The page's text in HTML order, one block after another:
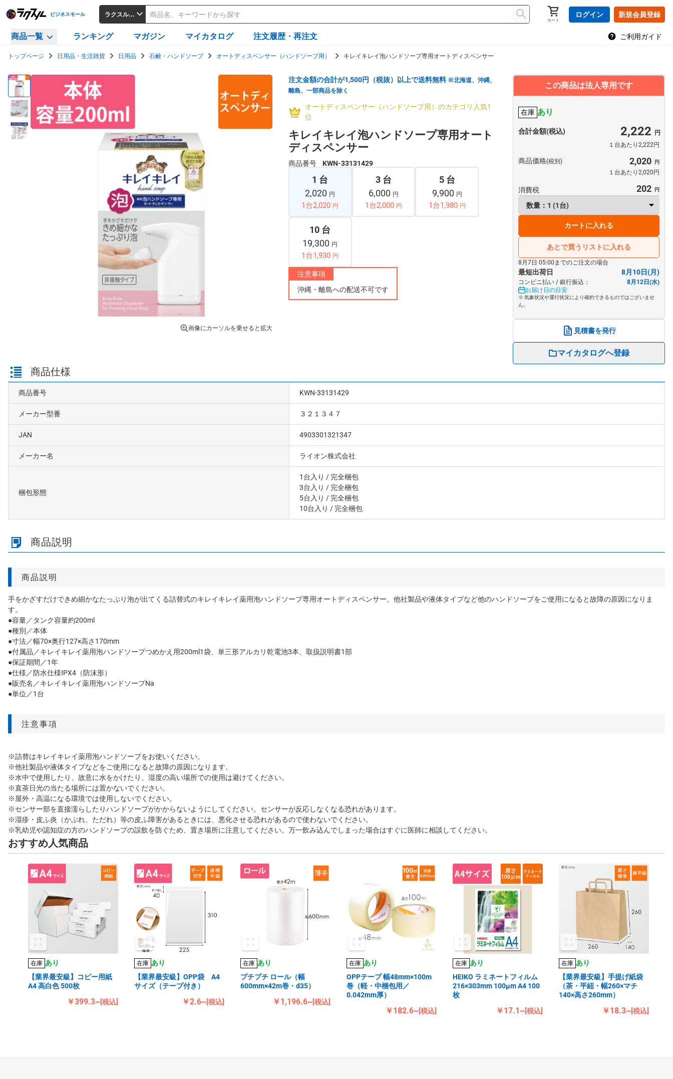
ビジネスモール ラクスルビジネスモール
カート
ログイン 新規会員登録
商品一覧 ランキング マガジン マイカタログ 注文履歴・再注文 ご利用ガイド
トップページ 日用品・生活雑貨 日用品 石鹸・ハンドソープ オートディスペンサー（ハンドソープ用） キレイキレイ泡ハンドソープ専用オートディスペンサー
画像にカーソルを乗せると拡大
注文金額の合計が1,500円（税抜）以上で送料無料 ※北海道、沖縄、
離島、一部商品を除く
オートディスペンサー（ハンドソープ用）のカテゴリ人気1
位
キレイキレイ泡ハンドソープ専用オート
ディスペンサー
商品番号 KWN-33131429
1 台
2,020 円
1台2,020 円
3 台
6,000 円
1台2,000 円
5 台
9,900 円
1台1,980 円
10 台
19,300 円
1台1,930 円
注意事項
沖縄・離島への配送不可です
この商品は法人専用です
在庫 あり
合計金額(税込) 2,222
１台あたり2,222円
商品価格(税別) 2,020
１台あたり2,020円
消費税 202
カートに入れる
あとで買うリストに入れる
8月7日 05:00までのご注文の場合
最短出荷日 8月10日(月)
コンビニ払い / 銀行振込：
8月12日(水)
お届け日の目安
※ 気象状況や運行状況により確約できるものではございませ
ん。
見積書を発行
マイカタログへ登録
商品仕様
商品番号 KWN-33131429
メーカー型番 ３２１３４７
JAN 4903301321347
メーカー名 ライオン株式会社
梱包形態
1台入り / 完全梱包
3台入り / 完全梱包
5台入り / 完全梱包
10台入り / 完全梱包
商品説明
商品説明
手をかざすだけできめ細かなたっぷり泡が出てくる詰替式のキレイキレイ薬用泡ハンドソープ専用オートディスペンサー。他社製品や液体タイプなど他のハンドソープをご使用になると故障の原因になりま
す。
●容量／タンク容量約200ml
●種別／本体
●寸法／幅70×奥行127×高さ170mm
●付属品／キレイキレイ薬用泡ハンドソープつめかえ用200ml1袋、単三形アルカリ乾電池3本、取扱説明書1部
●保証期間／1年
●仕様／防水仕様IPX4（防沫形）
●販売名／キレイキレイ薬用泡ハンドソープNa
●単位／1台
注意事項
※詰替はキレイキレイ薬用泡ハンドソープをお使いください。
※他社製品や液体タイプなどをご使用になると故障の原因になります。
※水中で使用したり、故意に水をかけたり、湿度の高い場所での使用は避けてください。
※直茶日光の当たる場所には置かないでください。
※屋外・高温になる環境では使用しないでください。
※センサー部を直接濡らしたりハンドソープがかからないようにしてください。センサーが反応しなくなる恐れがあります。
※湿疹・皮ふ炎（かぶれ、ただれ）等の皮ふ障害があるときには、悪化させる恐れがあるので使わないでください。
※乳幼児や認知症の方のハンドソープの誤飲を防ぐため、置き場所に注意してください。万一飲み込んでしまった場合はすぐに医師に相談してください。
おすすめ人気商品
在庫 あり
【業界最安級】コピー用紙
A4 高白色 500枚
￥399.3~[税込]
在庫 あり
【業界最安級】OPP袋 A4
サイズ（テープ付き）
￥2.6~[税込]
在庫 あり
プチプチ ロール（幅
600mm×42m巻・d35）
￥1,196.6~[税込]
在庫 あり
OPPテープ 幅48mm×100m
巻（軽・中梱包用／
0.042mm厚）
￥182.6~[税込]
在庫 あり
HEIKO ラミネートフィルム
216×303mm 100μm A4 100
枚
￥17.1~[税込]
在庫 あり
【業界最安級】手提げ紙袋
（茶・平紐・幅260×マチ
140×高さ260mm）
￥18.3~[税込]